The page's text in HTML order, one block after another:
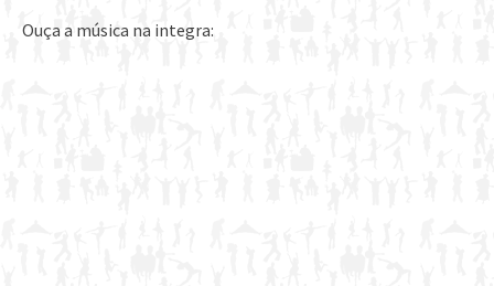
Ouça a música na integra: